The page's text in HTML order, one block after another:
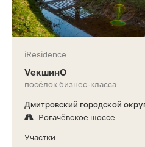
iResidence
VекшинО
посёлок бизнес-класса
Дмитровский городской
Рогачёвское шоссе
Участки